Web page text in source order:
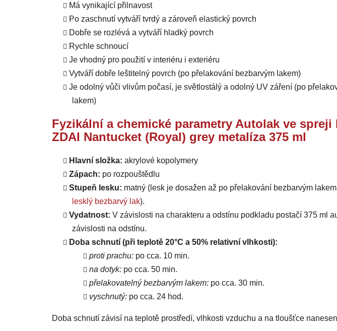
Má vynikající přilnavost
Po zaschnutí vytváří tvrdý a zároveň elastický povrch
Dobře se rozlévá a vytváří hladký povrch
Rychle schnoucí
Je vhodný pro použití v interiéru i exteriéru
Vytváří dobře leštitelný povrch (po přelakování bezbarvým lakem)
Je odolný vůči vlivům počasí, je světlostálý a odolný UV záření (po
lakem)
Fyzikální a chemické parametry Autolak ve
ZDAI Nantucket (Royal) grey metalíza 375 ml
Hlavní složka: akrylové kopolymery
Zápach: po rozpouštědlu
Stupeň lesku: matný (lesk je dosažen až po přelakování bezbarvým
lesklý bezbarvý lak).
Vydatnost: V závislosti na charakteru a odstínu podkladu postačí 375 ml
závislosti na odstínu.
Doba schnutí (při teplotě 20°C a 50% relativní vlhkosti):
proti prachu: po cca. 10 min.
na dotyk: po cca. 50 min.
přelakovatelný bezbarvým lakem: po cca. 30 min.
vyschnutý: po cca. 24 hod.
Doba schnutí závisí na teplotě prostředí, vlhkosti vzduchu a na tloušťce